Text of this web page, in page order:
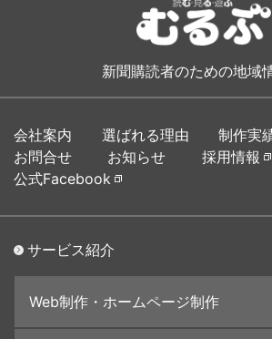
新聞購読者のための地域
会社案内 選ばれる理由 制作実
お問合せ
お知らせ 採用情報
公式Facebook
サービス紹介
Web制作・ホームページ制作